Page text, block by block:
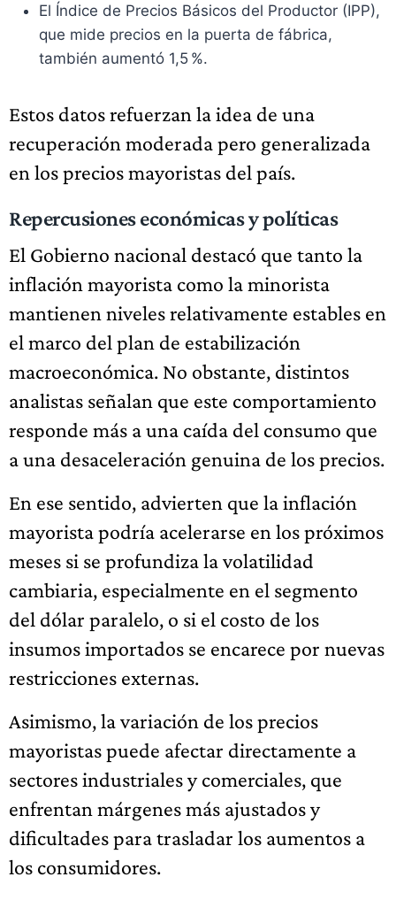
El Índice de Precios Básicos del Productor (IPP),
que mide precios en la puerta de fábrica,
también aumentó 1,5 %.
Estos datos refuerzan la idea de una
recuperación moderada pero generalizada
en los precios mayoristas del país.
Repercusiones económicas y políticas
El Gobierno nacional destacó que tanto la
inflación mayorista como la minorista
mantienen niveles relativamente estables en
el marco del plan de estabilización
macroeconómica. No obstante, distintos
analistas señalan que este comportamiento
responde más a una caída del consumo que
a una desaceleración genuina de los precios.
En ese sentido, advierten que la inflación
mayorista podría acelerarse en los próximos
meses si se profundiza la volatilidad
cambiaria, especialmente en el segmento
del dólar paralelo, o si el costo de los
insumos importados se encarece por nuevas
restricciones externas.
Asimismo, la variación de los precios
mayoristas puede afectar directamente a
sectores industriales y comerciales, que
enfrentan márgenes más ajustados y
dificultades para trasladar los aumentos a
los consumidores.